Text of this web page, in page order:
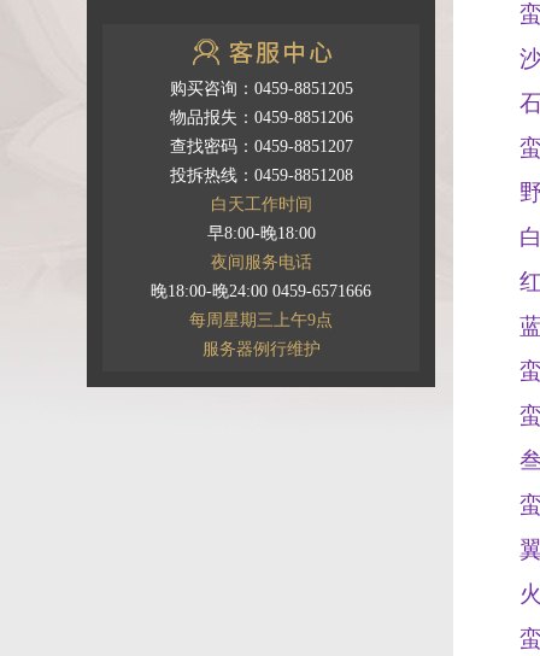
购买咨询：0459-8851205
物品报失：0459-8851206
查找密码：0459-8851207
投拆热线：0459-8851208
白天工作时间
早8:00-晚18:00
夜间服务电话
晚18:00-晚24:00 0459-6571666
每周星期三上午9点
服务器例行维护